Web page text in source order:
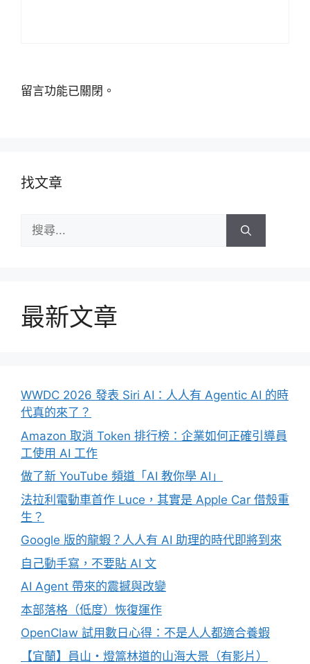
留言功能已關閉。
找文章
尋:
最新文章
WWDC 2026 發表 Siri AI：人人有 Agentic AI 的時
代真的來了？
Amazon 取消 Token 排行榜：企業如何正確引導員
工使用 AI 工作
做了新 YouTube 頻道「AI 教你學 AI」
法拉利電動車首作 Luce，其實是 Apple Car 借殼重
生？
Google 版的龍蝦？人人有 AI 助理的時代即將到來
自己動手寫，不要貼 AI 文
AI Agent 帶來的震撼與改變
本部落格（低度）恢復運作
OpenClaw 試用數日心得：不是人人都適合養蝦
【宜蘭】員山・燈篙林道的山海大景（有影片）